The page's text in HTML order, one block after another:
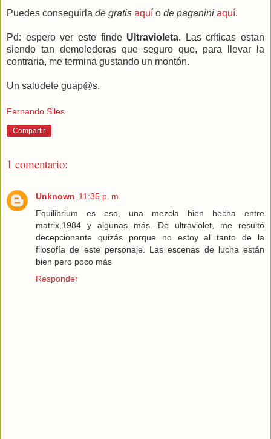
Puedes conseguirla de gratis aquí o de paganini aquí.
Pd: espero ver este finde Ultravioleta. Las críticas estan
siendo tan demoledoras que seguro que, para llevar la
contraria, me termina gustando un montón.
Un saludete guap@s.
Fernando Siles
Compartir
1 comentario:
Unknown 11:35 p. m.
Equilibrium es eso, una mezcla bien hecha entre
matrix,1984 y algunas más. De ultraviolet, me resultó
decepcionante quizás porque no estoy al tanto de la
filosofía de este personaje. Las escenas de lucha están
bien pero poco más
Responder